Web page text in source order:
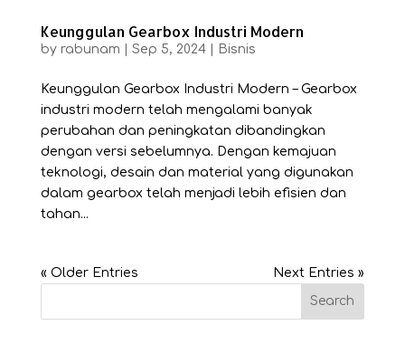
Keunggulan Gearbox Industri Modern
by rabunam Sep 5, 2024| Bisnis
Keunggulan Gearbox Industri Modern – Gearbox
industri modern telah mengalami banyak
perubahan dan peningkatan dibandingkan
dengan versi sebelumnya. Dengan kemajuan
teknologi, desain dan material yang digunakan
dalam gearbox telah menjadi lebih efisien dan
tahan...
« Older Entries Next Entries »